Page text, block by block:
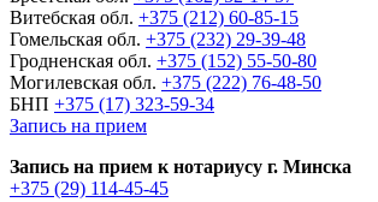
Витебская обл. +375 (212) 60-85-15
Гомельская обл. +375 (232) 29-39-48
Гродненская обл. +375 (152) 55-50-80
Могилевская обл. +375 (222) 76-48-50
БНП +375 (17) 323-59-34
Запись на прием
Запись на прием к нотариусу г. Минска
+375 (29) 114-45-45